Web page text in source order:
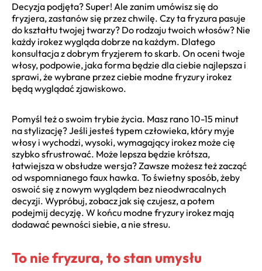
Decyzja podjęta? Super! Ale zanim umówisz się do
fryzjera, zastanów się przez chwilę. Czy ta fryzura pasuje
do kształtu twojej twarzy? Do rodzaju twoich włosów? Nie
każdy irokez wygląda dobrze na każdym. Dlatego
konsultacja z dobrym fryzjerem to skarb. On oceni twoje
włosy, podpowie, jaka forma będzie dla ciebie najlepsza i
sprawi, że wybrane przez ciebie modne fryzury irokez
będą wyglądać zjawiskowo.
Pomyśl też o swoim trybie życia. Masz rano 10-15 minut
na stylizację? Jeśli jesteś typem człowieka, który myje
włosy i wychodzi, wysoki, wymagający irokez może cię
szybko sfrustrować. Może lepsza będzie krótsza,
łatwiejsza w obsłudze wersja? Zawsze możesz też zacząć
od wspomnianego faux hawka. To świetny sposób, żeby
oswoić się z nowym wyglądem bez nieodwracalnych
decyzji. Wypróbuj, zobacz jak się czujesz, a potem
podejmij decyzję. W końcu modne fryzury irokez mają
dodawać pewności siebie, a nie stresu.
To nie fryzura, to stan umysłu